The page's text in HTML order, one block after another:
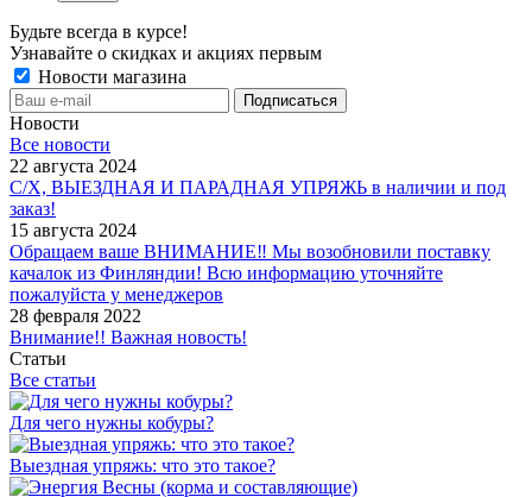
Будьте всегда в курсе!
Узнавайте о скидках и акциях первым
Новости магазина
Новости
Все новости
22 августа 2024
С/Х, ВЫЕЗДНАЯ И ПАРАДНАЯ УПРЯЖЬ в наличии и под
заказ!
15 августа 2024
Обращаем ваше ВНИМАНИЕ‼ Мы возобновили поставку
качалок из Финляндии! Всю информацию уточняйте
пожалуйста у менеджеров
28 февраля 2022
Внимание!! Важная новость!
Статьи
Все статьи
Для чего нужны кобуры?
Выездная упряжь: что это такое?